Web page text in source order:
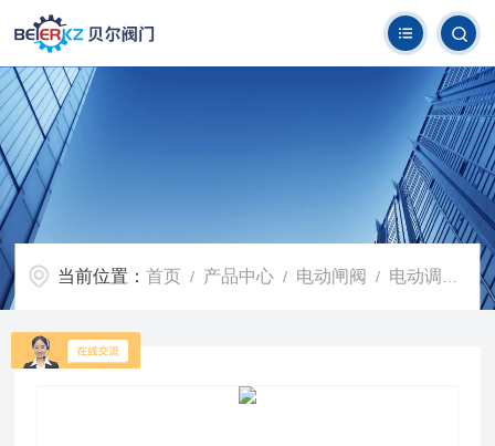
当前位置：首页 / 产品中心 / 电动闸阀 / 电动调节闸阀